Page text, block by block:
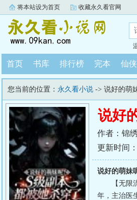
将本站设为首页 收藏永久看官网
首页 书库 排行榜 完本 仙
您当前的位置： 永久看小说 -> 说好的萌
说好
作者：锦
更新时间
说好的萌妹
【无
年，主治医